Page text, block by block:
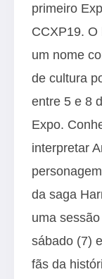
primeiro
CCXP19.
um nome
de cultura
entre 5 e 8
Expo.
interpretar
da saga
uma
sábado (7)
fãs da